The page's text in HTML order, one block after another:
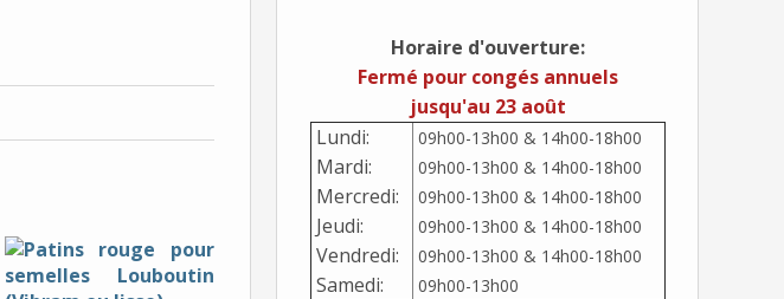
Horaire d'ouverture:
Fermé pour congés annuels
jusqu'au 23 août
Lundi:
Mardi:
Mercredi:
Jeudi:
Vendredi:
Samedi:
09h00-13h00 & 14h00-18h00
09h00-13h00 & 14h00-18h00
09h00-13h00 & 14h00-18h00
09h00-13h00 & 14h00-18h00
09h00-13h00 & 14h00-18h00
09h00-13h00